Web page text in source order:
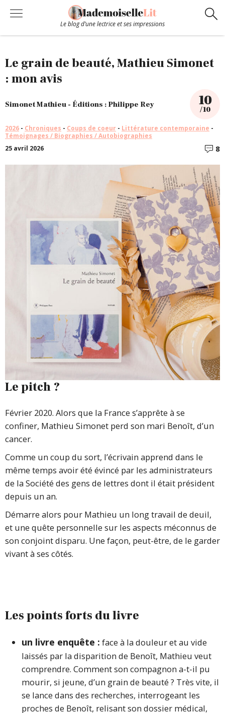
Le blog d’une lectrice et ses impressions
Contact
Le grain de beauté, Mathieu Simonet
: mon avis
Simonet Mathieu - Éditions : Philippe Rey 10
/ 10
2026 - Chroniques - Coups de coeur - Littérature contemporaine -
Témoignages / Biographies / Autobiographies
25 avril 2026
8
Le pitch ?
Février 2020. Alors que la France s’apprête à se
confiner, Mathieu Simonet perd son mari Benoît, d’un
cancer.
Comme un coup du sort, l’écrivain apprend dans le
même temps avoir été évincé par les administrateurs
de la Société des gens de lettres dont il était président
depuis un an.
Démarre alors pour Mathieu un long travail de deuil,
et une quête personnelle sur les aspects méconnus de
son conjoint disparu. Une façon, peut-être, de le garder
vivant à ses côtés.
Les points forts du livre
un livre enquête : face à la douleur et au vide
laissés par la disparition de Benoît, Mathieu veut
comprendre. Comment son compagnon a-t-il pu
mourir, si jeune, d’un grain de beauté ? Très vite, il
se lance dans des recherches, interrogeant les
proches de Benoît, relisant son dossier médical,